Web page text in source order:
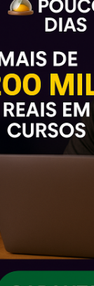
(Pós-
de Direito
de Direito
Humanos –
Lógico –
– 2025 (Pós-
Processual